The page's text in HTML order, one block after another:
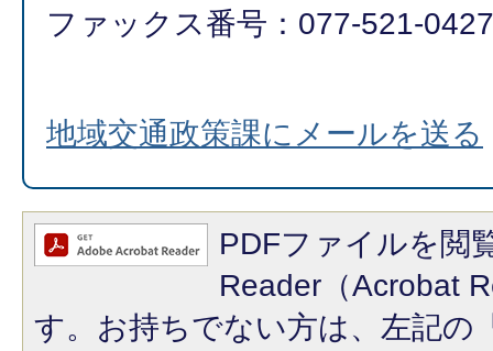
ファックス番号：077-521-0427
地域交通政策課にメールを送る
PDFファイルを閲
Reader（Acrobat
す。お持ちでない方は、左記の